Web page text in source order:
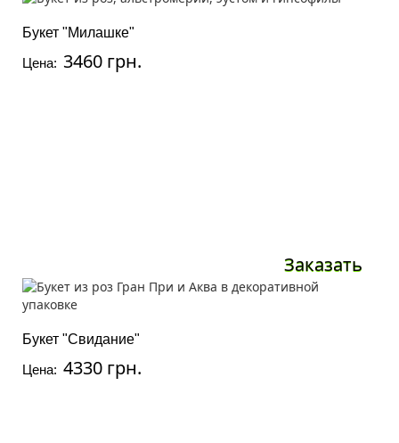
Букет "Милашке"
Цена: 3460 грн.
Заказать
Букет "Свидание"
Цена: 4330 грн.